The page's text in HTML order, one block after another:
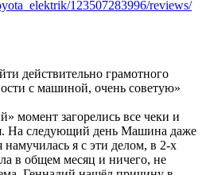
123507283996/reviews/
действительно грамотного
с машиной, очень советую»
момент загорелись все чеки и
На следующий день Машина даже
намучилась я с эти делом, в 2-х
в общем месяц и ничего, не